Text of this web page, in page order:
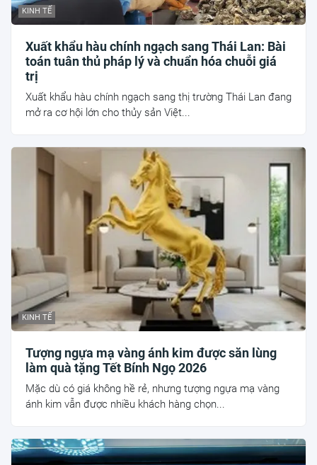
KINH TẾ
Xuất khẩu hàu chính ngạch sang Thái Lan: Bài
toán tuân thủ pháp lý và chuẩn hóa chuỗi giá
trị
Xuất khẩu hàu chính ngạch sang thị trường Thái Lan đang
mở ra cơ hội lớn cho thủy sản Việt...
KINH TẾ
Tượng ngựa mạ vàng ánh kim được săn lùng
làm quà tặng Tết Bính Ngọ 2026
Mặc dù có giá không hề rẻ, nhưng tượng ngựa mạ vàng
ánh kim vẫn được nhiều khách hàng chọn...